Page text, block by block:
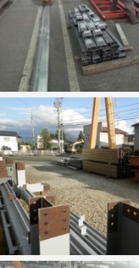
ク
用
情
報
会
社
概
要